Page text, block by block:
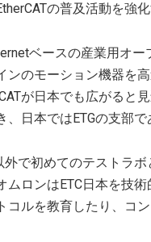
の普及活動を強
ベースの産業用オ
ンのモーション機器を
が日本でも広がると
、日本ではETGの支部
外で初めてのテストラ
ムロンはETC日本を技
コルを教育したり、コ